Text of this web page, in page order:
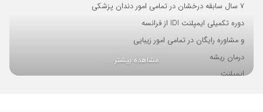
۷ سال سابقه درخشان در تمامی امور دندان پزشکی
دوره تکمیلی ایمپلنت IDI از فرانسه
و مشاوره رایگان در تمامی امور زیبایی
درمان ریشه
ایمپلنت
مشاهده بیشتر ...